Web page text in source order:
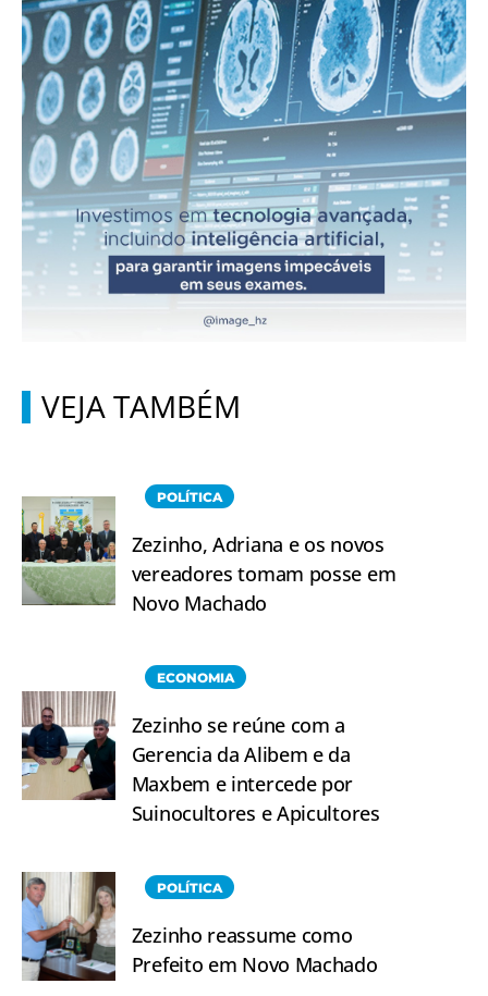
VEJA TAMBÉM
POLÍTICA
Zezinho, Adriana e os novos
vereadores tomam posse em
Novo Machado
ECONOMIA
Zezinho se reúne com a
Gerencia da Alibem e da
Maxbem e intercede por
Suinocultores e Apicultores
POLÍTICA
Zezinho reassume como
Prefeito em Novo Machado